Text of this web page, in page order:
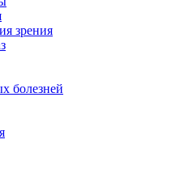
зрения
болезней